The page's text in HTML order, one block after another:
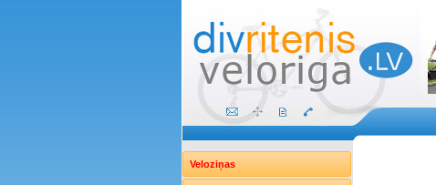
Veloziņas